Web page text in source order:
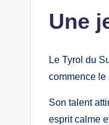
Une
Le Tyrol du
commence le
Son talent
esprit calme